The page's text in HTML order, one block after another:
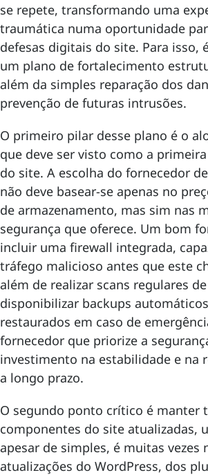
se repete, transformando uma
traumática numa oportunidade
defesas digitais do site. Para isso,
um plano de fortalecimento
além da simples reparação dos
prevenção de futuras intrusões.
O primeiro pilar desse plano é o
que deve ser visto como a
do site. A escolha do fornecedor
não deve basear-se apenas no
de armazenamento, mas sim nas
segurança que oferece. Um bom
incluir uma firewall integrada,
tráfego malicioso antes que este
além de realizar scans regulares
disponibilizar backups
restaurados em caso de
fornecedor que priorize a
investimento na estabilidade e na
a longo prazo.
O segundo ponto crítico é manter
componentes do site atualizadas,
apesar de simples, é muitas vezes
atualizações do WordPress, dos